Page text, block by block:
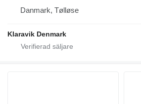
Danmark, Tølløse
Klaravik Denmark